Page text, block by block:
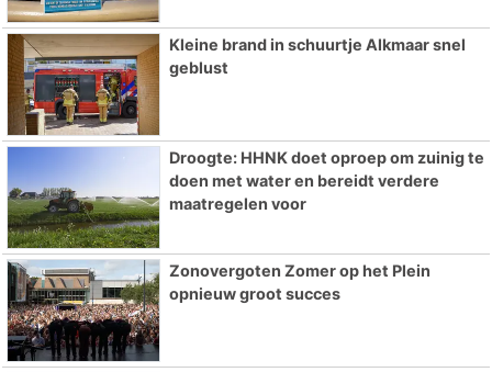
Kleine brand in schuurtje Alkmaar snel
geblust
Droogte: HHNK doet oproep om zuinig te
doen met water en bereidt verdere
maatregelen voor
Zonovergoten Zomer op het Plein
opnieuw groot succes